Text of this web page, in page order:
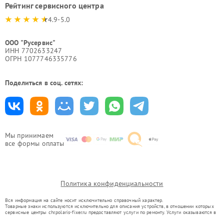
Мы принимаем
все формы оплаты
Рейтинг сервисного центра
4.9-5.0
ООО "Русервис"
ИНН 7702633247
ОГРН 1077746335776
Поделиться в соц. сетях:
Политика конфиденциальности
Вся информация на сайте носит исключительно справочный характер.
Товарные знаки используются исключительно для описания устройств, в отношении которых
сервисные центры chr.polaris-fixer.ru предоставляют услуги по ремонту. Услуги оказываются в